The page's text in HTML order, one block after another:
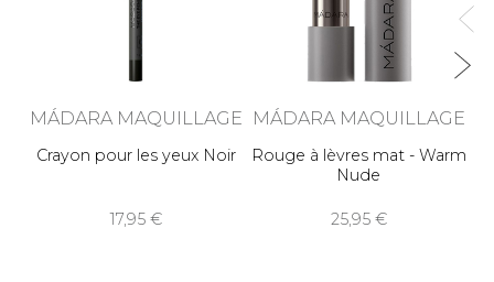
MÁDARA MAQUILLAGE
Crayon pour les yeux Noir
17,95
MÁDARA MAQUILLAGE
Rouge à lèvres mat - Warm
Nude
25,95